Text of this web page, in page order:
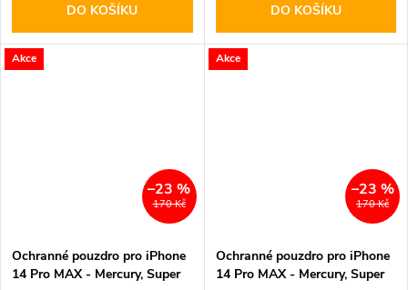
DO KOŠÍKU DO KOŠÍKU
Akce
170 Kč
–23 %
Ochranné pouzdro pro iPhone
14 Pro MAX - Mercury, Super
Akce
170 Kč
–23 %
Ochranné pouzdro pro iPhone
14 Pro MAX - Mercury, Super